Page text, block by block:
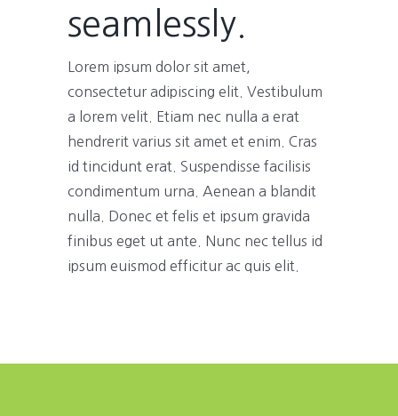
seamlessly.
Lorem ipsum dolor sit amet,
consectetur adipiscing elit. Vestibulum
a lorem velit. Etiam nec nulla a erat
hendrerit varius sit amet et enim. Cras
id tincidunt erat. Suspendisse facilisis
condimentum urna. Aenean a blandit
nulla. Donec et felis et ipsum gravida
finibus eget ut ante. Nunc nec tellus id
ipsum euismod efficitur ac quis elit.